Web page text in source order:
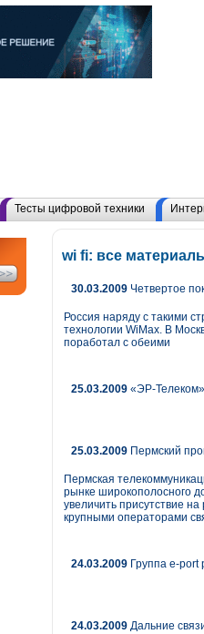
Тесты цифровой техники
wi fi: все
30.03.2009 Четвертое
Россия наряду с такими
технологии WiMax. В
поработал с обеими
25.03.2009 «ЭР-
25.03.2009 Пермский
Пермская
рынке широкополосного
увеличить присутствие
крупными операторами
24.03.2009 Группа e-
24.03.2009 Дальние